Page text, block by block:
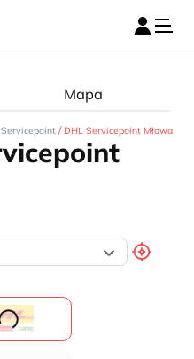
Mapa
/ DHL Servicepoint Mława